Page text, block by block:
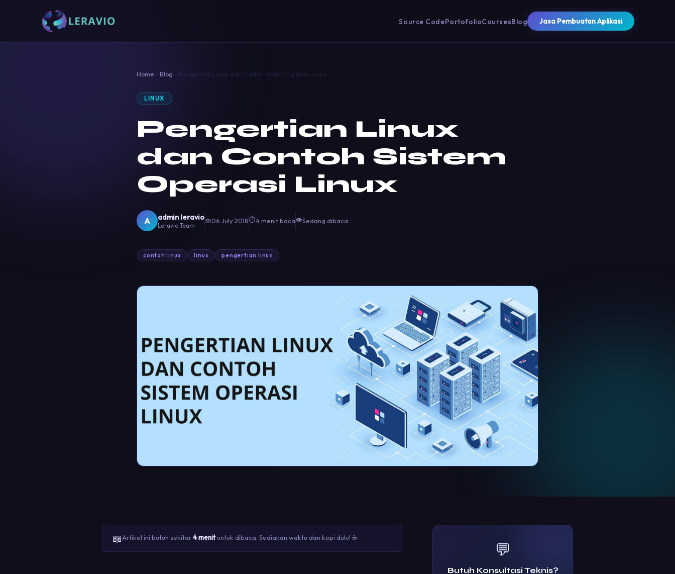
Source CodePortofolioCoursesBlog Jasa Pembuatan Aplikasi
Home » Blog » Pengertian Linux dan Contoh Sistem Operasi Linux
LINUX
Pengertian Linux
dan Contoh Sistem
Operasi Linux
A admin leravio
Leravio Team
📅06 July 2018⏱4 menit baca👁Sedang dibaca
contoh linux linux pengertian linux
📖Artikel ini butuh sekitar4 menituntuk dibaca. Sediakan waktu dan kopi dulu! ☕
💬
Butuh Konsultasi Teknis?